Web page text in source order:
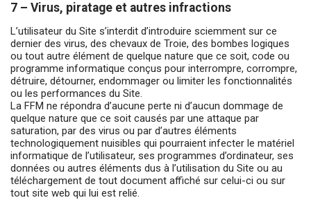
7 – Virus, piratage et autres infractions
L’utilisateur du Site s’interdit d’introduire sciemment sur ce
dernier des virus, des chevaux de Troie, des bombes logiques
ou tout autre élément de quelque nature que ce soit, code ou
programme informatique conçus pour interrompre, corrompre,
détruire, détourner, endommager ou limiter les fonctionnalités
ou les performances du Site.
La FFM ne répondra d’aucune perte ni d’aucun dommage de
quelque nature que ce soit causés par une attaque par
saturation, par des virus ou par d’autres éléments
technologiquement nuisibles qui pourraient infecter le matériel
informatique de l’utilisateur, ses programmes d’ordinateur, ses
données ou autres éléments dus à l’utilisation du Site ou au
téléchargement de tout document affiché sur celui-ci ou sur
tout site web qui lui est relié.